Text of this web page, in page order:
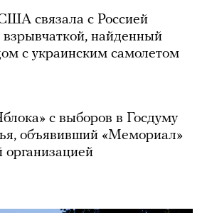
связала с Россией
взрывчаткой, найденный
с украинским самолетом
с выборов в Госдуму
объявивший «Мемориал»
организацией